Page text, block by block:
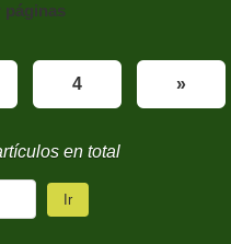
páginas
4 »
en total
Ir